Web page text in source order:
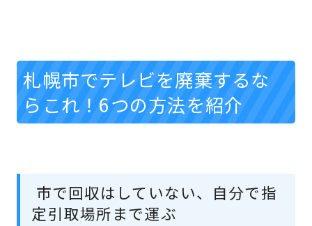
札幌市でテレビを廃棄するな
らこれ！6つの方法を紹介
市で回収はしていない、自分で指
定引取場所まで運ぶ